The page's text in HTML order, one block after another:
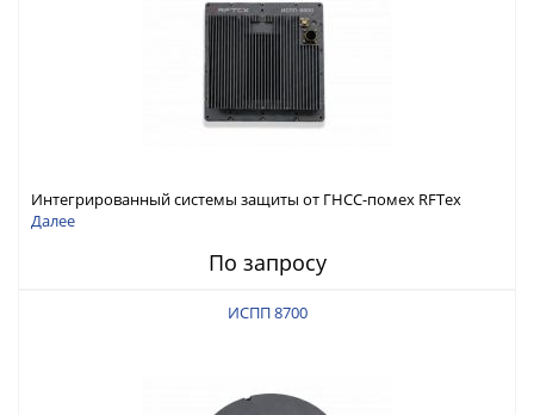
Интегрированный системы защиты от ГНСС-помех RFТех
ИСПП 8800
Далее
По запросу
ИСПП 8700